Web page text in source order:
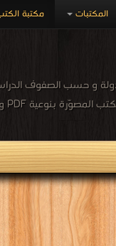
مكتبة المكتبات
و حسب الصفوف
( رياض الأطفال - الابتدائي الأساسي - الأعدادي المتوسط - الثانوي ) فصل دراسي أول و ثاني ، قراءة وتحميل مجانًا المكتبة الإلكترونيّة لتحميل و قراءة الكتب المصوّرة بنوعية PDF و